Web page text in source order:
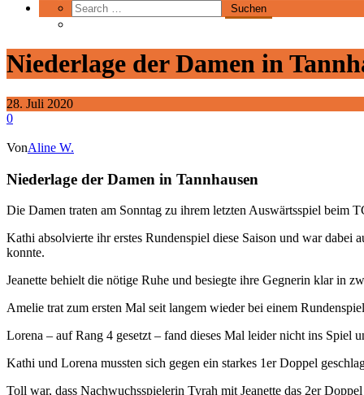
Niederlage der Damen in
28. Juli 2020
0
VonAline W.
Niederlage der Damen in Tannhausen
Die Damen traten am Sonntag zu ihrem letzten Auswärtsspiel beim
Kathi absolvierte ihr erstes Rundenspiel diese Saison und war
konnte.
Jeanette behielt die nötige Ruhe und besiegte ihre Gegnerin klar in
Amelie trat zum ersten Mal seit langem wieder bei einem
Lorena – auf Rang 4 gesetzt – fand dieses Mal leider nicht ins Spiel
Kathi und Lorena mussten sich gegen ein starkes 1er Doppel
Toll war, dass Nachwuchsspielerin Tyrah mit Jeanette das 2er